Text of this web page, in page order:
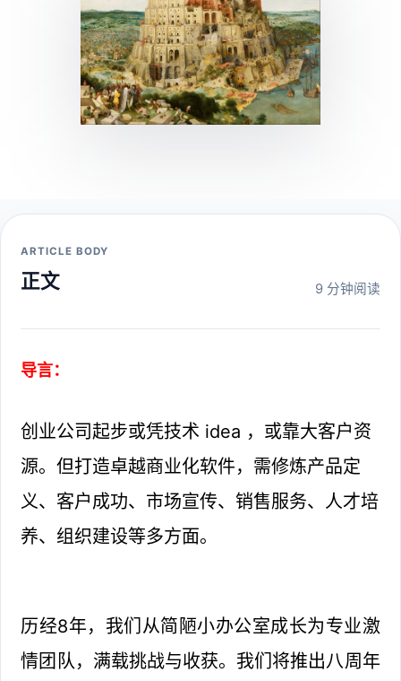
ARTICLE BODY
正文 9 分钟阅读
导言：
创业公司起步或凭技术 idea ，或靠大客户资
源。但打造卓越商业化软件，需修炼产品定
义、客户成功、市场宣传、销售服务、人才培
养、组织建设等多方面。
历经8年，我们从简陋小办公室成长为专业激
情团队，满载挑战与收获。我们将推出八周年